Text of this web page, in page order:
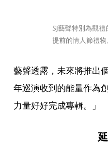
SJ藝聲特別為觀
提前的情人節禮物
藝聲透露，未來將推出
年巡演收到的能量作為
力量好好完成專輯。」